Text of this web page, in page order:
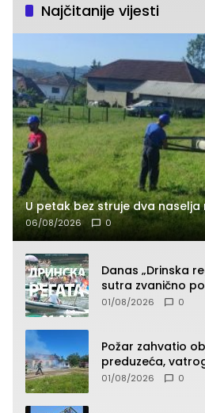
Najčitanije vijesti
U petak bez struje dva
06/08/2026 0
Danas „Drinska
sutra zvanično
01/08/2026 0
Požar zahvatio
preduzeća,
vatru (FOTO)
01/08/2026 0